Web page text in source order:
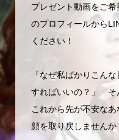
プレゼント動画をご
のプロフィールから
ください！
「なぜ私ばかりこん
すればいいの？」 そ
これから先が不安な
顔を取り戻しませんか